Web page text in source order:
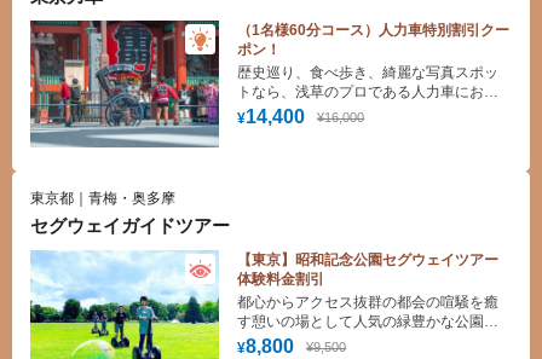
（1名様60分コース）人力車特別割引クー
ポン！
¥14,400 ¥16,000
歴史巡り、食べ歩き、綺麗な写真スポッ
トなら、浅草のプロである人力車にお任
せください！
東京都｜青梅・奥多摩
セグウェイガイドツアー
【東京】昭和記念公園セグウェイツアー
体験料金割引
¥8,800 ¥9,500
都心からアクセス抜群の都会の喧騒を癒
す憩いの場として人気の緑豊かな公園を
駆け抜けよう！